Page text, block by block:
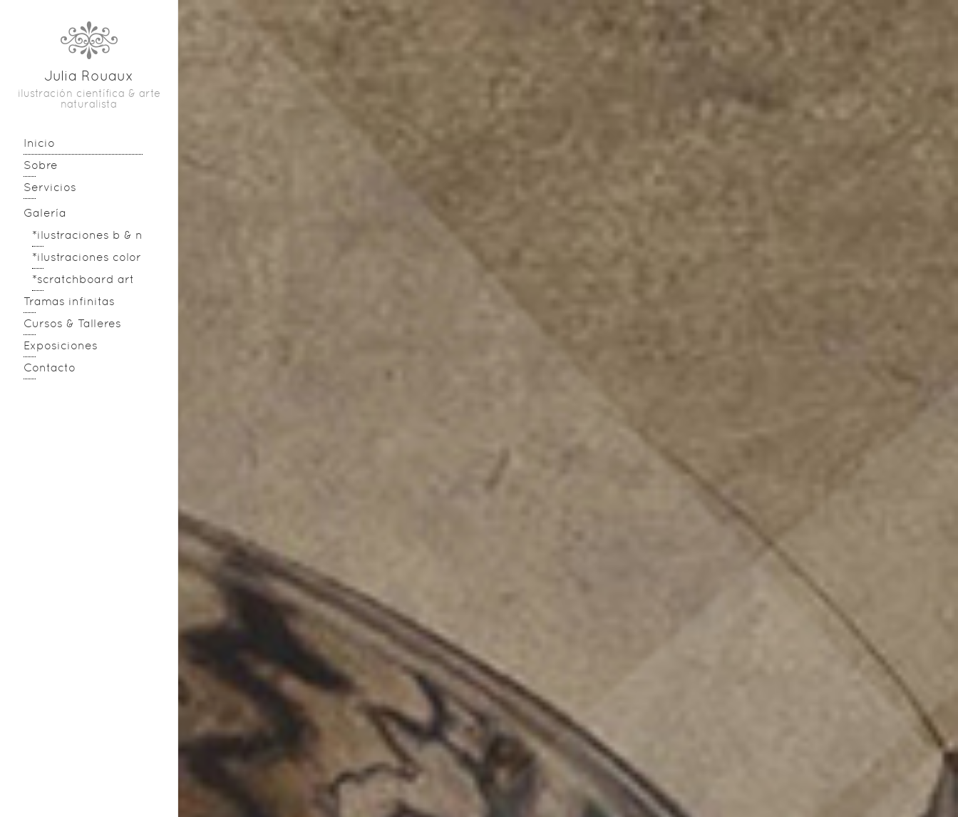
Julia Rouaux
ilustración científica & arte
naturalista
Inicio
Sobre
Servicios
Galería
*ilustraciones b & n
*ilustraciones color
*scratchboard art
Tramas infinitas
Cursos & Talleres
Exposiciones
Contacto